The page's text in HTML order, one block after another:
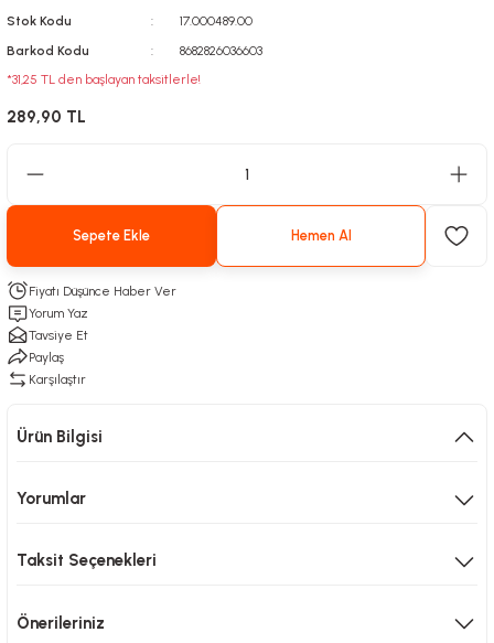
Stok Kodu
17.000489.00
Barkod Kodu
8682826036603
*31,25 TL den başlayan taksitlerle!
289,90 TL
Sepete Ekle Hemen Al
Fiyatı Düşünce Haber Ver
Yorum Yaz
Tavsiye Et
Paylaş
Karşılaştır
Ürün Bilgisi
Yorumlar
Taksit Seçenekleri
Önerileriniz